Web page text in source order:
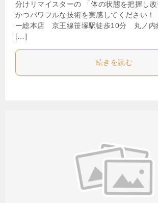
分けリマイスターの 「体の状態を把握し
かつパワフルな技術を実感してください！
ー総本店 京王線笹塚駅徒歩10分 丸ノ内
[…]
続きを読む